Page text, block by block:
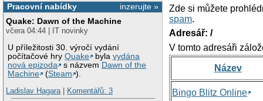
inzerujte »
Pracovní nabídky
Quake: Dawn of the Machine
včera 04:44 | IT novinky
U příležitosti 30. výročí vydání
počítačové hryQuake bylavydána
nová epizoda
s názvem Dawn of the
Machine
(Steam ).
Ladislav Hagara| Komentářů: 3
Zde si můžete
spam.
Adresář: /
V tomto adresáři
Název
Bingo Blitz Online